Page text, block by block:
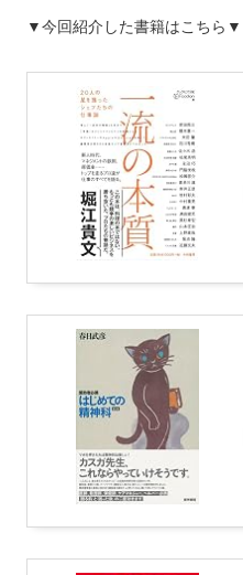
▼今回紹介した書籍はこちら▼